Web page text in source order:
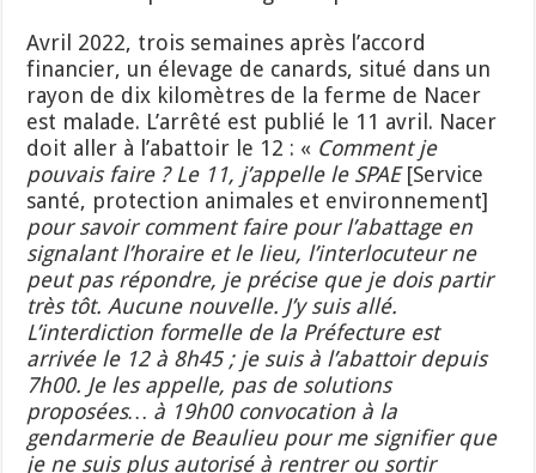
Avril 2022, trois semaines après l’accord
financier, un élevage de canards, situé dans un
rayon de dix kilomètres de la ferme de Nacer
est malade. L’arrêté est publié le 11 avril. Nacer
doit aller à l’abattoir le 12 : « Comment je
pouvais faire ? Le 11, j’appelle leSPAE[Service
santé, protection animales et environnement]
pour savoir comment faire pour l’abattage en
signalant l’horaire et le lieu, l’interlocuteur ne
peut pas répondre, je précise que je dois partir
très tôt. Aucune nouvelle. J’y suis allé.
L’interdiction formelle de la Préfecture est
arrivée le 12 à 8h45 ; je suis à l’abattoir depuis
7h00. Je les appelle, pas de solutions
proposées… à 19h00convocation à la
gendarmerie de Beaulieu pour me signifier que
je ne suis plus autorisé à rentrer ou sortir